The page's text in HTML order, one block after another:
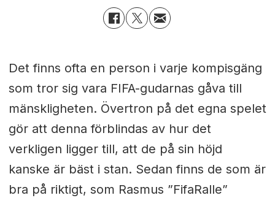
Det finns ofta en person i varje kompisgäng
som tror sig vara FIFA-gudarnas gåva till
mänskligheten. Övertron på det egna spelet
gör att denna förblindas av hur det
verkligen ligger till, att de på sin höjd
kanske är bäst i stan. Sedan finns de som är
bra på riktigt, som Rasmus ”FifaRalle”